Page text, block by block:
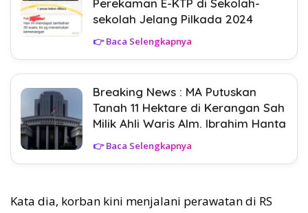
Perekaman E-KTP di Sekolah-
sekolah Jelang Pilkada 2024
👉 Baca Selengkapnya
Breaking News : MA Putuskan
Tanah 11 Hektare di Kerangan Sah
Milik Ahli Waris Alm. Ibrahim Hanta
👉 Baca Selengkapnya
Kata dia, korban kini menjalani perawatan di RS